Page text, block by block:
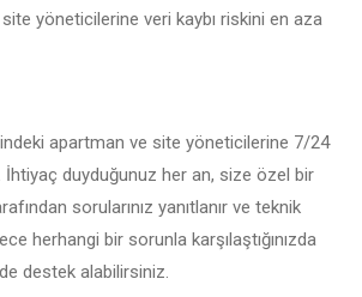
yöneticilerine veri kaybı riskini en aza
apartman ve site yöneticilerine 7/24
duyduğunuz her an, size özel bir
sorularınız yanıtlanır ve teknik
herhangi bir sorunla karşılaştığınızda
destek alabilirsiniz.